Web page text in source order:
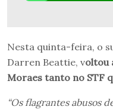
Nesta quinta-feira, o
Darren Beattie, voltou
Moraes tanto no STF
“Os flagrantes abusos